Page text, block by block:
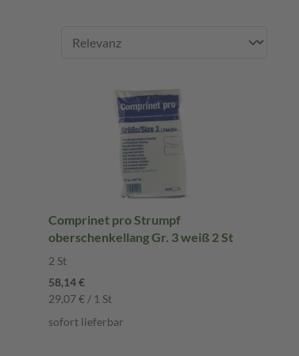
Comprinet pro Strumpf
oberschenkellang Gr. 3 weiß 2 St
2 St
58,14 €
29,07 € / 1 St
sofort lieferbar